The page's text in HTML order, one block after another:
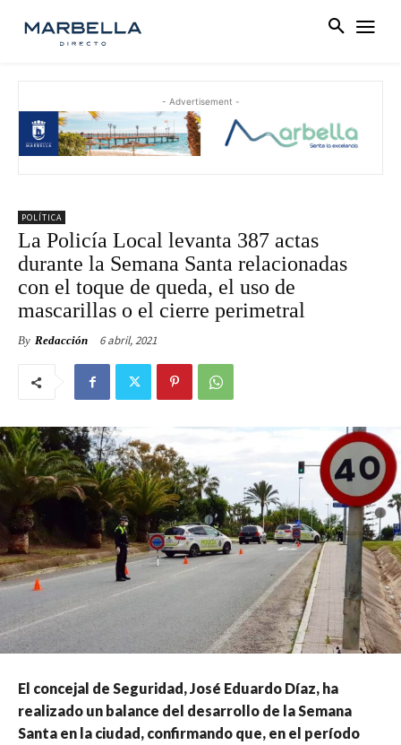
- Advertisement -
POLÍTICA
La Policía Local levanta 387 actas
durante la Semana Santa relacionadas
con el toque de queda, el uso de
mascarillas o el cierre perimetral
By Redacción 6 abril, 2021
El concejal de Seguridad, José Eduardo Díaz, ha
realizado un balance del desarrollo de la Semana
Santa en la ciudad, confirmando que, en el período